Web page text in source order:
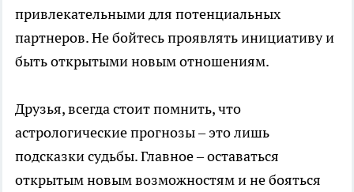
привлекательными для потенциальных
партнеров. Не бойтесь проявлять инициативу и
быть открытыми новым отношениям.
Друзья, всегда стоит помнить, что
астрологические прогнозы – это лишь
подсказки судьбы. Главное – оставаться
открытым новым возможностям и не бояться